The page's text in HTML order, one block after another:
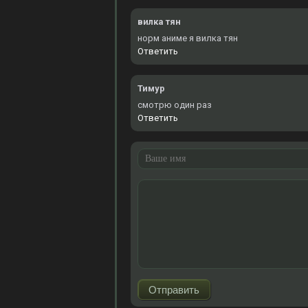
вилка тян
норм аниме я вилка тян
Ответить
Тимур
смотрю один раз
Ответить